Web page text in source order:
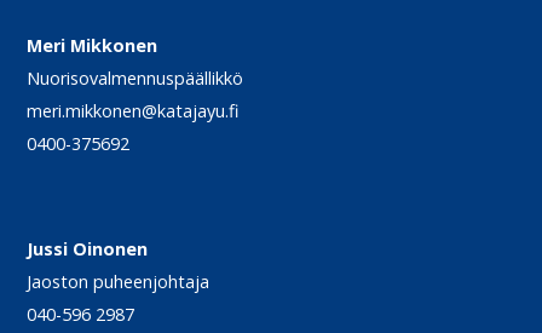
Meri Mikkonen
Nuorisovalmennuspäällikkö
meri.mikkonen@katajayu.fi
0400-375692
Jussi Oinonen
Jaoston puheenjohtaja
040-596 2987